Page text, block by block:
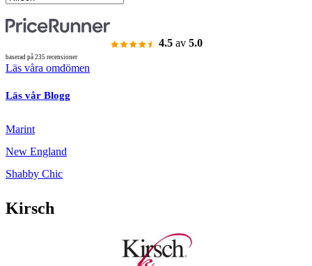
4.5 av 5.0
baserad på 235 recensioner
Läs våra omdömen
Läs vår Blogg
Marint
New England
Shabby Chic
Kirsch